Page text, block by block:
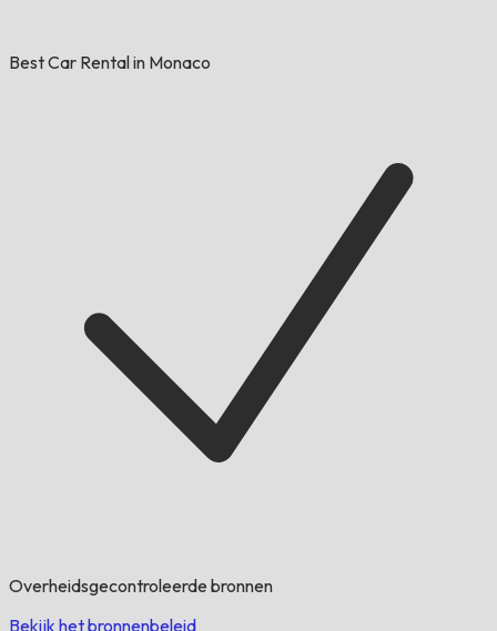
Best Car Rental in Monaco
Overheidsgecontroleerde bronnen
Bekijk het bronnenbeleid